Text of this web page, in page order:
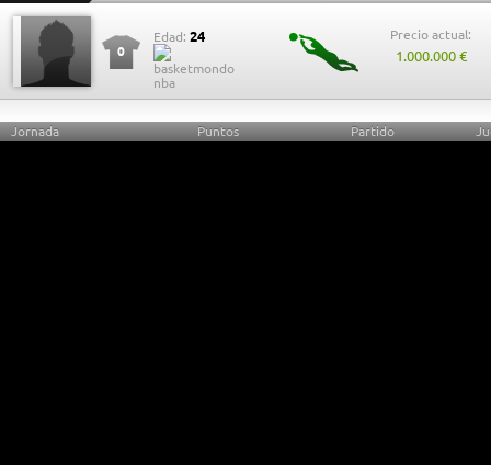
0
Edad: 24 Precio actual:
1.000.000 €
Jornada Puntos Partido